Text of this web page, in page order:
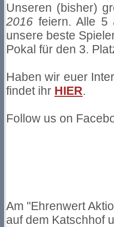
Unseren (bisher)
2016 feiern. Alle 5
unsere beste
Pokal für den 3.
Haben wir euer
findet ihr HIER.
Follow us on
Am "Ehrenwert
auf dem Katschhof